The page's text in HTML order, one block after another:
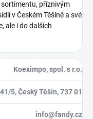
příznivým
v Českém Těšíně a své
ale i do dalších
Koeximpo, spol. s r.o.
5, Český Těšín, 737 01
info@fandy.cz